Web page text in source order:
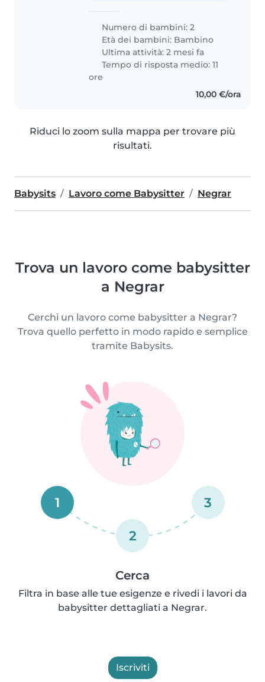
Numero di bambini: 2
Età dei bambini: Bambino
Ultima attività: 2 mesi fa
Tempo di risposta medio: 11
ore
10,00 €/ora
Riduci lo zoom sulla mappa per trovare più
risultati.
Babysits Lavoro come Babysitter Negrar
Trova un lavoro come babysitter
a Negrar
Cerchi un lavoro come babysitter a Negrar?
Trova quello perfetto in modo rapido e semplice
tramite Babysits.
1
2
3
Cerca
Filtra in base alle tue esigenze e rivedi i lavori da
babysitter dettagliati a Negrar.
Iscriviti